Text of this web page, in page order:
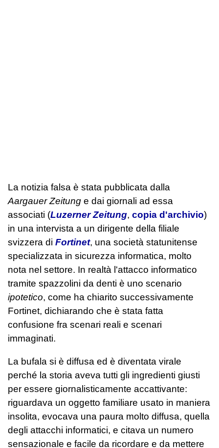
La notizia falsa è stata pubblicata dalla
Aargauer Zeitung e dai giornali ad essa
associati (Luzerner Zeitung, copia d'archivio)
in una intervista a un dirigente della filiale
svizzera di Fortinet, una società statunitense
specializzata in sicurezza informatica, molto
nota nel settore. In realtà l'attacco informatico
tramite spazzolini da denti è uno scenario
ipotetico, come ha chiarito successivamente
Fortinet, dichiarando che è stata fatta
confusione fra scenari reali e scenari
immaginati.
La bufala si è diffusa ed è diventata virale
perché la storia aveva tutti gli ingredienti giusti
per essere giornalisticamente accattivante:
riguardava un oggetto familiare usato in maniera
insolita, evocava una paura molto diffusa, quella
degli attacchi informatici, e citava un numero
sensazionale e facile da ricordare e da mettere